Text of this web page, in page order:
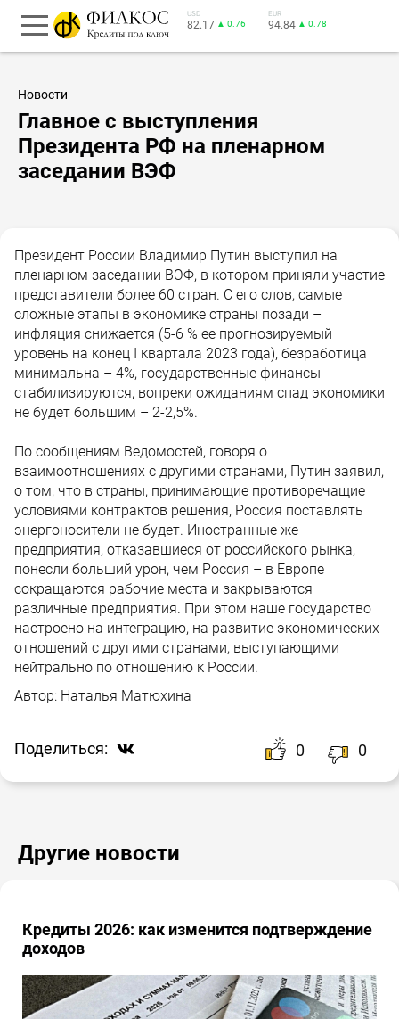
USD
82.17 ▲ 0.76
EUR
94.84 ▲ 0.78
Новости
Главное с выступления
Президента РФ на пленарном
заседании ВЭФ
Президент России Владимир Путин выступил на
пленарном заседании ВЭФ, в котором приняли участие
представители более 60 стран. С его слов, самые
сложные этапы в экономике страны позади –
инфляция снижается (5-6 % ее прогнозируемый
уровень на конец I квартала 2023 года), безработица
минимальна – 4%, государственные финансы
стабилизируются, вопреки ожиданиям спад экономики
не будет большим – 2-2,5%.
По сообщениям Ведомостей, говоря о
взаимоотношениях с другими странами, Путин заявил,
о том, что в страны, принимающие противоречащие
условиями контрактов решения, Россия поставлять
энергоносители не будет. Иностранные же
предприятия, отказавшиеся от российского рынка,
понесли больший урон, чем Россия – в Европе
сокращаются рабочие места и закрываются
различные предприятия. При этом наше государство
настроено на интеграцию, на развитие экономических
отношений с другими странами, выступающими
нейтрально по отношению к России.
Автор: Наталья Матюхина
Поделиться: 0 0
Другие новости
Кредиты 2026: как изменится подтверждение
доходов